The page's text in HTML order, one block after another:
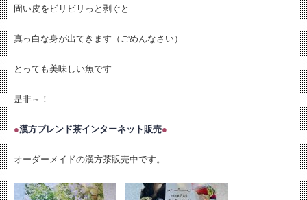
固い皮をビリビリっと剥ぐと
真っ白な身が出てきます（ごめんなさい）
とっても美味しい魚です
是非～！
●漢方ブレンド茶インターネット販売●
オーダーメイドの漢方茶販売中です。